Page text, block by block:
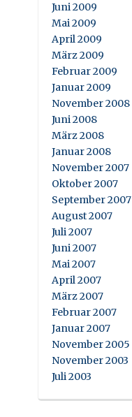
Juni 2009
Mai 2009
April 2009
März 2009
Februar 2009
Januar 2009
November 2008
Juni 2008
März 2008
Januar 2008
November 2007
Oktober 2007
September 2007
August 2007
Juli 2007
Juni 2007
Mai 2007
April 2007
März 2007
Februar 2007
Januar 2007
November 2005
November 2003
Juli 2003